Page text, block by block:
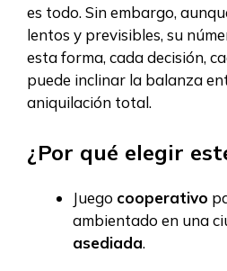
es todo. Sin embargo,
lentos y previsibles, su
esta forma, cada decisión,
puede inclinar la balanza
aniquilación total.
¿Por qué elegir
Juego cooperativo
ambientado en una
asediada.